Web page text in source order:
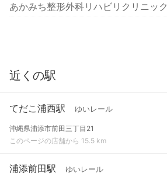
あかみち整形外科リハビリクリニック
近くの駅
てだこ浦西駅 ゆいレール
沖縄県浦添市前田三丁目21
このページの店舗から 15.5 km
浦添前田駅 ゆいレール